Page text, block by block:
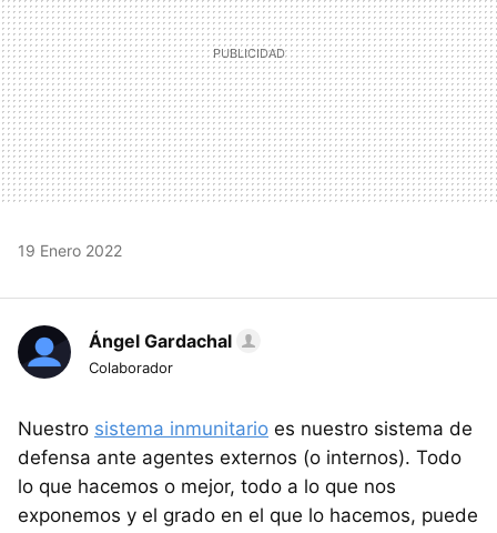
19 Enero 2022
Ángel Gardachal
Colaborador
Nuestro sistema inmunitario es nuestro sistema de
defensa ante agentes externos (o internos). Todo
lo que hacemos o mejor, todo a lo que nos
exponemos y el grado en el que lo hacemos, puede